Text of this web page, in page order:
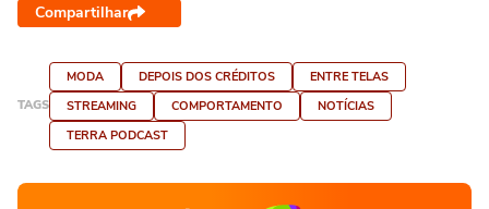
Compartilhar
TAGS
MODA DEPOIS DOS CRÉDITOS
ENTRE TELAS
STREAMING
COMPORTAMENTO
NOTÍCIAS
TERRA PODCAST